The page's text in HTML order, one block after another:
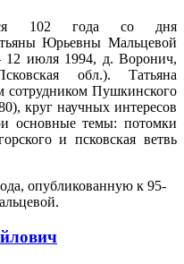
102 года со дня
Юрьевны Мальцевой
12 июля 1994, д. Воронич,
обл.). Татьяна
сотрудником Пушкинского
круг научных интересов
основные темы: потомки
и псковская ветвь
опубликованную к 95-